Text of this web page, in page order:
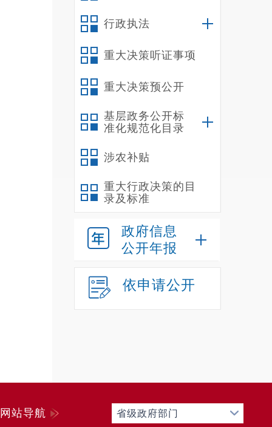
行政执法
重大决策听证事项
重大决策预公开
基层政务公开标
准化规范化目录
涉农补贴
重大行政决策的目
录及标准
政府信息
公开年报
依申请公开
网站导航 省级政府部门